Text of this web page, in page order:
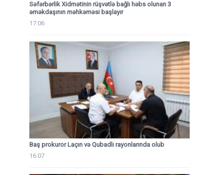
Səfərbərlik Xidmətinin rüşvətlə bağlı həbs olunan 3
əməkdaşının məhkəməsi başlayır
17:06
Baş prokuror Laçın və Qubadlı rayonlarında olub
16:07